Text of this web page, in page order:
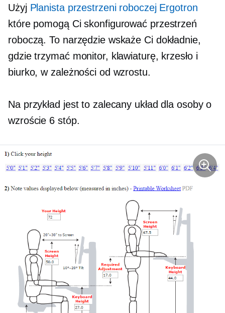
Użyj Planista przestrzeni roboczej Ergotron
które pomogą Ci skonfigurować przestrzeń
roboczą. To narzędzie wskaże Ci dokładnie,
gdzie trzymać monitor, klawiaturę, krzesło i
biurko, w zależności od wzrostu.
Na przykład jest to zalecany układ dla osoby o
wzroście 6 stóp.